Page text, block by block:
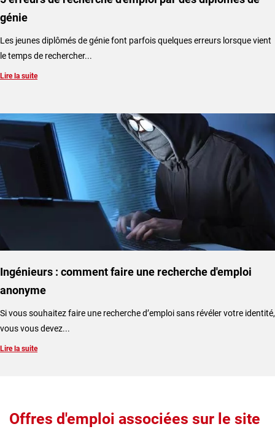
génie
Les jeunes diplômés de génie font parfois quelques erreurs lorsque vient
le temps de rechercher...
Lire la suite
Ingénieurs : comment faire une recherche d'emploi
anonyme
Si vous souhaitez faire une recherche d’emploi sans révéler votre identité,
vous vous devez...
Lire la suite
Offres d'emploi associées sur le site